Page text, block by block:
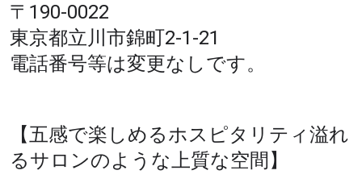
〒190-0022
東京都立川市錦町2-1-21
電話番号等は変更なしです。
【五感で楽しめるホスピタリティ溢れ
るサロンのような上質な空間】